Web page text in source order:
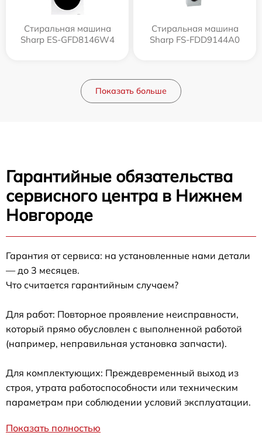
Стиральная машина
Sharp ES-GFD8146W4
Стиральная машина
Sharp FS-FDD9144A0
Показать больше
Гарантийные обязательства
сервисного центра в Нижнем
Новгороде
Гарантия от сервиса: на установленные нами детали
— до 3 месяцев.
Что считается гарантийным случаем?
Для работ: Повторное проявление неисправности,
который прямо обусловлен с выполненной работой
(например, неправильная установка запчасти).
Для комплектующих: Преждевременный выход из
строя, утрата работоспособности или техническим
параметрам при соблюдении условий эксплуатации.
Показать полностью